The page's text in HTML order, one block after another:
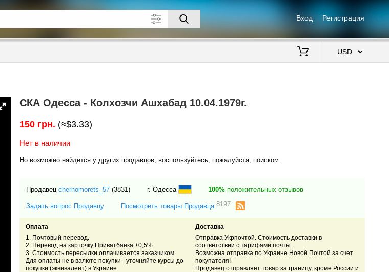
Вход Регистрация
СКА Одесса - Колхозчи Ашхабад 10.04.1979г.
150 грн. (≈$3.33)
Нет в наличии
Но возможно найдется у других продавцов, воспользуйтесь, пожалуйста, поиском.
Продавец chernomorets_57 (3831) г. Одесса 100% положительных отзывов
Задать вопрос Продавцу Посмотреть товары Продавца 8197
Оплата
1. Почтовый перевод.
2. Перевод на карточку Приватбанка +0,5%
3. Стоимость пересылки оплачивается заказчиком.
Для оплаты не в валюте покупки - уточняйте курсы до
покупки (эквивалент) в Украине.
Доставка
Отправка Укрпочтой. Стоимость доставки в
соответствии с тарифами почты.
Возможна отправка по Украине Новой Почтой за счет
покупателя!
Продавец отправляет товар за границу, кроме России и